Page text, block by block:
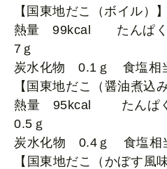
【国東地だこ（ボイル）】
熱量 99kcal たんぱ
7ｇ
炭水化物 0.1ｇ 食塩
【国東地だこ（醤油煮込み
熱量 95kcal たん
0.5ｇ
炭水化物 0.4ｇ 食塩相
【国東地だこ（かぼす風